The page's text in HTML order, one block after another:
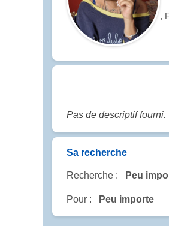
,
Pas de descriptif fourni.
Sa recherche
Recherche : Peu
Pour : Peu importe